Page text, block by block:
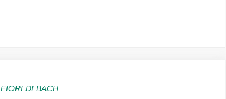
FIORI DI BACH